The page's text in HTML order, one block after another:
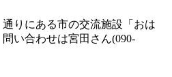
りにある市の交流施設「おは
い合わせは宮田さん(090-